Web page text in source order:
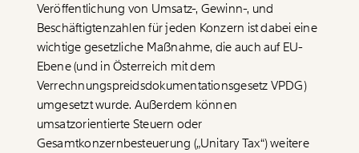
Veröffentlichung von Umsatz-, Gewinn-, und
Beschäftigtenzahlen für jeden Konzern ist dabei eine
wichtige gesetzliche Maßnahme, die auch auf EU-
Ebene (und in Österreich mit dem
Verrechnungspreidsdokumentationsgesetz VPDG)
umgesetzt wurde. Außerdem können
umsatzorientierte Steuern oder
Gesamtkonzernbesteuerung („Unitary Tax“) weitere